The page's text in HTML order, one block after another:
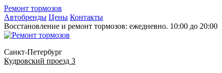
Ремонт тормозов
Автобренды Цены Контакты
Восстановление и ремонт тормозов: ежедневно. 10:00 до 20:00
Санкт-Петербург
Кудровский проезд 3